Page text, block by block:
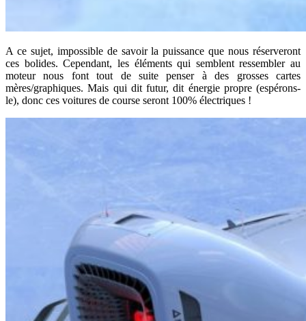
A ce sujet, impossible de savoir la puissance que nous réserveront
ces bolides. Cependant, les éléments qui semblent ressembler au
moteur nous font tout de suite penser à des grosses cartes
mères/graphiques. Mais qui dit futur, dit énergie propre (espérons-
le), donc ces voitures de course seront 100% électriques !